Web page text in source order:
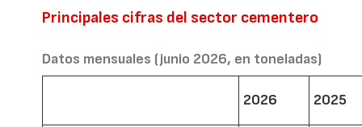
Principales cifras del sector cementero
Datos mensuales (junio 2026, en toneladas)
2026 2025